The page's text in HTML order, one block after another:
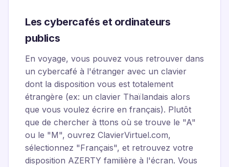
Les cybercafés et ordinateurs
publics
En voyage, vous pouvez vous retrouver dans
un cybercafé à l'étranger avec un clavier
dont la disposition vous est totalement
étrangère (ex: un clavier Thaïlandais alors
que vous voulez écrire en français). Plutôt
que de chercher à ttons où se trouve le "A"
ou le "M", ouvrez ClavierVirtuel.com,
sélectionnez "Français", et retrouvez votre
disposition AZERTY familière à l'écran. Vous